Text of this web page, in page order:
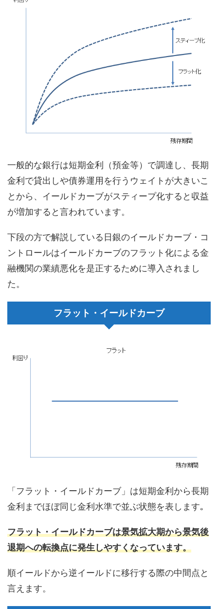
一般的な銀行は短期金利（預金等）で調達し、長期
金利で貸出しや債券運用を行うウェイトが大きいこ
とから、イールドカーブがスティープ化すると収益
が増加すると言われています。
下段の方で解説している日銀のイールドカーブ・コ
ントロールはイールドカーブのフラット化による金
融機関の業績悪化を是正するために導入されまし
た。
フラット・イールドカーブ
「フラット・イールドカーブ」は短期金利から長期
金利までほぼ同じ金利水準で並ぶ状態を表します｡
フラット・イールドカーブは景気拡大期から景気後
退期への転換点に発生しやすくなっています。
順イールドから逆イールドに移行する際の中間点と
言えます。